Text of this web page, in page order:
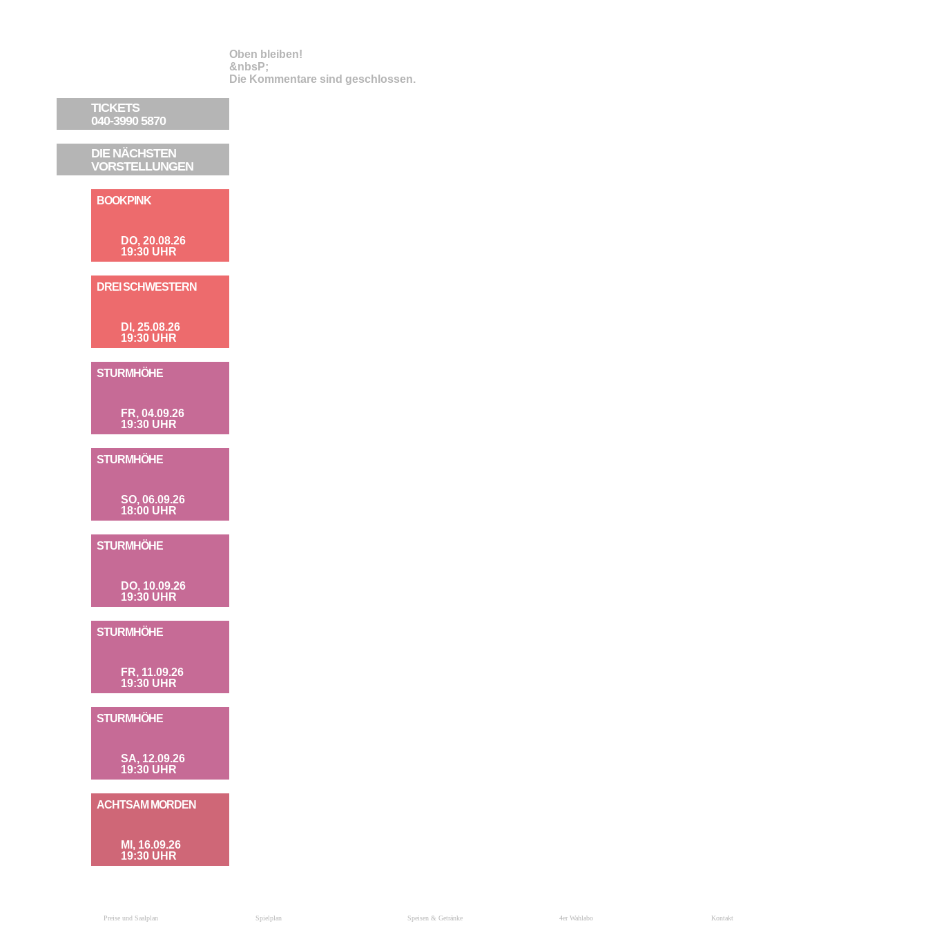
TICKETS
040-3990 5870
DIE NÄCHSTEN
VORSTELLUNGEN
BOOKPINK
DO, 20.08.26
19:30 UHR
DREI SCHWESTERN
DI, 25.08.26
19:30 UHR
STURMHÖHE
FR, 04.09.26
19:30 UHR
STURMHÖHE
SO, 06.09.26
18:00 UHR
STURMHÖHE
DO, 10.09.26
19:30 UHR
STURMHÖHE
FR, 11.09.26
19:30 UHR
STURMHÖHE
SA, 12.09.26
19:30 UHR
ACHTSAM MORDEN
MI, 16.09.26
19:30 UHR
Oben bleiben!
&nbsP;
Die Kommentare sind geschlossen.
Preise und Saalplan Spielplan Speisen & Getränke 4er Wahlabo Kontakt